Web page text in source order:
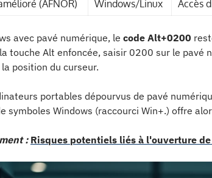
(AFNOR)
Windows/Linux Accès
avec pavé numérique, le code Alt+0200
touche Alt enfoncée, saisir 0200 sur le pavé
position du curseur.
portables dépourvus de pavé
symboles Windows (raccourci Win+.) offre
: Risques potentiels liés à l'ouverture